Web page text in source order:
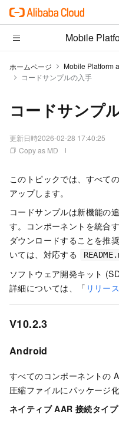
Mobile
ホームページ Mobile Platform
コードサンプルの入手
コードサンプ
更新日時2026-02-28 17:40:25
Copy as MD
このトピックでは、すべて
アップします。
コードサンプルは新機能の
す。コンポーネントを統合
ダウンロードすることを推
いては、対応する
ソフトウェア開発キット
詳細については、「 リリー
V10.2.3
Android
すべてのコンポーネントの
圧縮ファイルにパッケージ
ネイティブ AAR 接続タイプ